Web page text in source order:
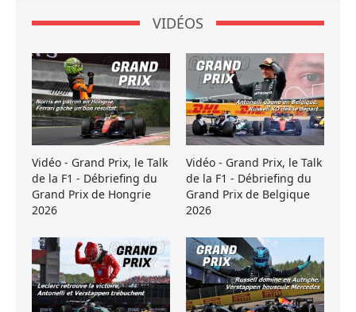
VIDÉOS
Vidéo - Grand Prix, le Talk
de la F1 - Débriefing du
Grand Prix de Hongrie
2026
Vidéo - Grand Prix, le Talk
de la F1 - Débriefing du
Grand Prix de Belgique
2026